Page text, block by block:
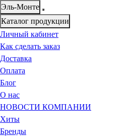
Эль-Монте
Каталог продукции
Личный кабинет
Как сделать заказ
Доставка
Оплата
Блог
О нас
НОВОСТИ КОМПАНИИ
Хиты
Бренды